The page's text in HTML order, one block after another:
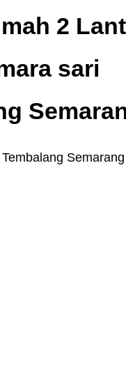
2
sari
Semarang